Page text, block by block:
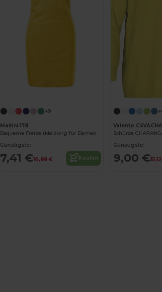
+9
Malfini 178
Bequeme Freizeitkleidung für Damen
Günstigste:
7,41 €10,88 € Kaufen
Valento CSVACHA
Schürze
Günstigste:
9,00 €